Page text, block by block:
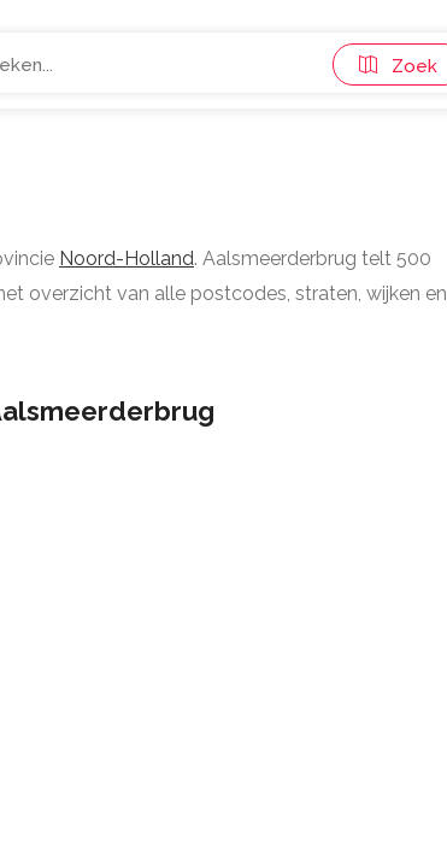
Zoek
Noord-Holland. Aalsmeerderbrug telt 500
overzicht van alle postcodes, straten, wijken en